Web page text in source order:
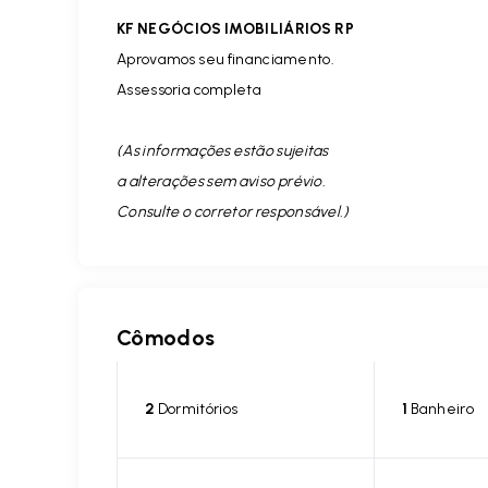
KF NEGÓCIOS IMOBILIÁRIOS RP
Aprovamos seu financiamento.
Assessoria completa
(As informações estão sujeitas
a alterações sem aviso prévio.
Consulte o corretor responsável. )
Cômodos
2 Dormitórios 1 Banheiro